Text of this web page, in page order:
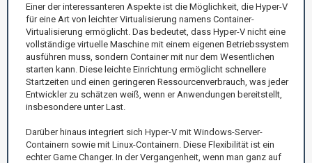
Einer der interessanteren Aspekte ist die Möglichkeit, die Hyper-V
für eine Art von leichter Virtualisierung namens Container-
Virtualisierung ermöglicht. Das bedeutet, dass Hyper-V nicht eine
vollständige virtuelle Maschine mit einem eigenen Betriebssystem
ausführen muss, sondern Container mit nur dem Wesentlichen
starten kann. Diese leichte Einrichtung ermöglicht schnellere
Startzeiten und einen geringeren Ressourcenverbrauch, was jeder
Entwickler zu schätzen weiß, wenn er Anwendungen bereitstellt,
insbesondere unter Last.
Darüber hinaus integriert sich Hyper-V mit Windows-Server-
Containern sowie mit Linux-Containern. Diese Flexibilität ist ein
echter Game Changer. In der Vergangenheit, wenn man ganz auf